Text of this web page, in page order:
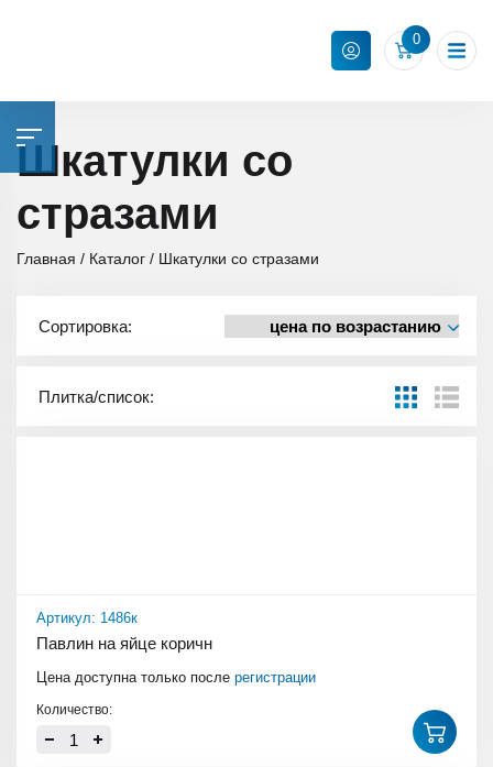
0
Шкатулки со
стразами
Главная Каталог Шкатулки со стразами
Сортировка:
Плитка/список:
Артикул: 1486к
Павлин на яйце коричн
Цена доступна только после регистрации
Количество: